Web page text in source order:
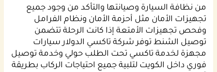
من نظافة السيارة وصيانتها والتأكد من وجود جميع
تجهيزات الأمان مثل أحزمة الأمان ونظام الفرامل
وفحص تجهيزات الأمتعة إذا كانت الرحلة تتضمن
توصيل الشنط توفر شركة تاكسي الدولار سيارات
مجهزة لخدمة تاكسي تحت الطلب حولي وخدمة توصيل
فوري داخل الكويت لتلبية جميع احتياجات الركاب بطريقة